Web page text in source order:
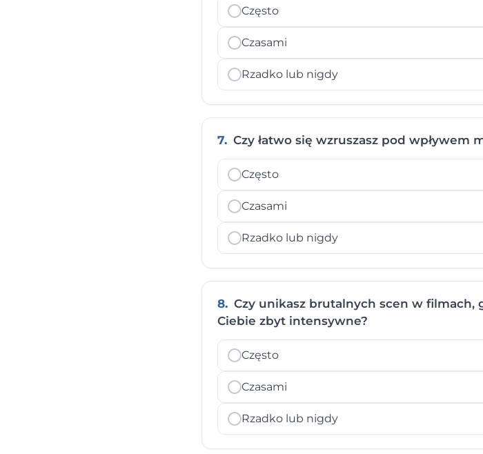
Często
Czasami
Rzadko lub nigdy
7. Czy łatwo się wzruszasz pod wpływem
Często
Czasami
Rzadko lub nigdy
8. Czy unikasz brutalnych scen w filmach,
Ciebie zbyt intensywne?
Często
Czasami
Rzadko lub nigdy